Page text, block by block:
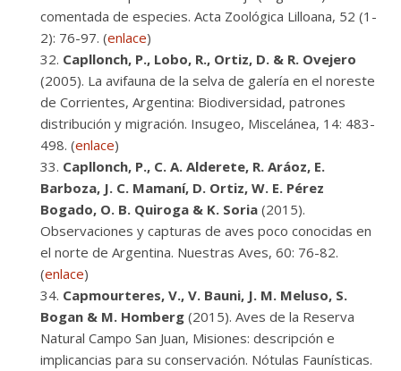
comentada de especies. Acta Zoológica Lilloana, 52 (1-
2): 76-97. (enlace)
Capllonch, P., Lobo, R., Ortiz, D. & R. Ovejero
(2005). La avifauna de la selva de galería en el noreste
de Corrientes, Argentina: Biodiversidad, patrones
distribución y migración. Insugeo, Miscelánea, 14: 483-
498. (enlace)
Capllonch, P., C. A. Alderete, R. Aráoz, E.
Barboza, J. C. Mamaní, D. Ortiz, W. E. Pérez
Bogado, O. B. Quiroga & K. Soria (2015).
Observaciones y capturas de aves poco conocidas en
el norte de Argentina. Nuestras Aves, 60: 76-82.
(enlace)
Capmourteres, V., V. Bauni, J. M. Meluso, S.
Bogan & M. Homberg (2015). Aves de la Reserva
Natural Campo San Juan, Misiones: descripción e
implicancias para su conservación. Nótulas Faunísticas.